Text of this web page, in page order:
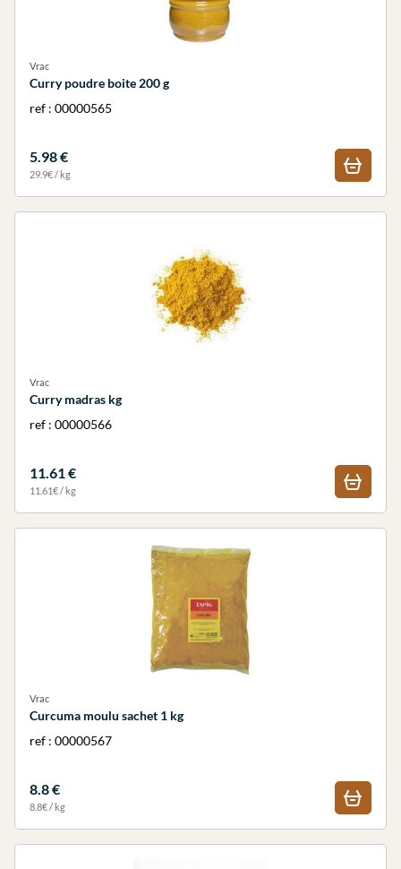
Vrac
Curry poudre boite 200 g
ref : 00000565
5.98 €
29.9€ / kg
Vrac
Curry madras kg
ref : 00000566
11.61 €
11.61€ / kg
Vrac
Curcuma moulu sachet 1 kg
ref : 00000567
8.8 €
8.8€ / kg